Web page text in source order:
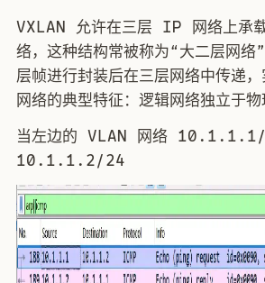
VXLAN 允许在三层 IP 网络上承
络，这种结构常被称为“大二层网络
层帧进行封装后在三层网络中传
网络的典型特征：逻辑网络独立于物
当左边的 VLAN 网络
10.1.1.2/24